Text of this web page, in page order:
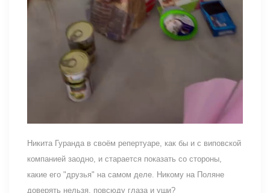
Никита Гуранда в своём репертуаре, как бы и с виповской
компанией заодно, и старается показать со стороны,
какие его "друзья" на самом деле. Никому на Поляне
доверять нельзя, повсюду глаза и уши?